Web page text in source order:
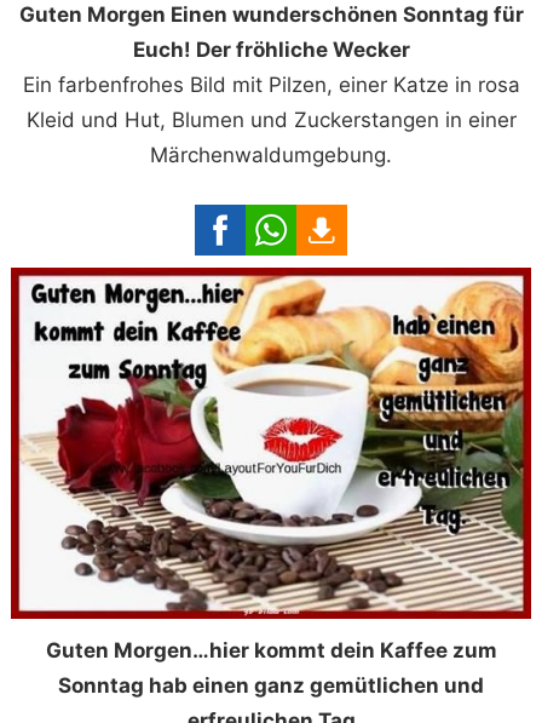
Guten Morgen Einen wunderschönen Sonntag für
Euch! Der fröhliche Wecker
Ein farbenfrohes Bild mit Pilzen, einer Katze in rosa
Kleid und Hut, Blumen und Zuckerstangen in einer
Märchenwaldumgebung.
Guten Morgen…hier kommt dein Kaffee zum
Sonntag hab einen ganz gemütlichen und